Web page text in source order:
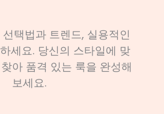
택법과 트렌드, 실용적인
세요. 당신의 스타일에 맞
아 품격 있는 룩을 완성해
보세요.